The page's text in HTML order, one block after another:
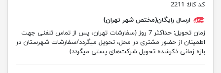
کد کالا: 2211
ارسال رایگان(مختص شهر تهران)
زمان تحویل:
حداکثر 7 روز (سفارشات تهران، پس از تماس تلفنی جهت
اطمینان از حضور مشتری در محل، تحویل میگردد/سفارشات شهرستان در
بازه زمانی ذکرشده تحویل شرکت‌های پستی میگردد)